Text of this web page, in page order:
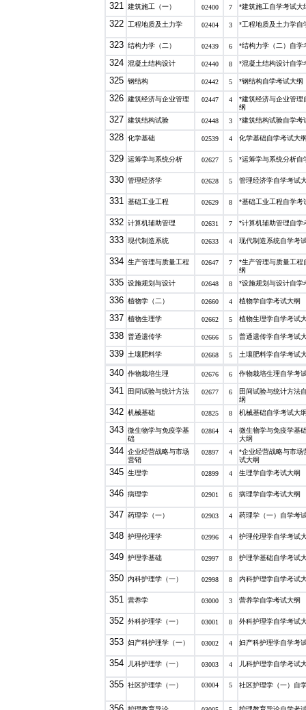
321 建筑施工（一） 02400 7 *建筑施工自学考试大
322 工程地质及土力学 02404 3 *工程地质及土力学自
323 结构力学（二） 02439 6 *结构力学（二）自学
324 混凝土结构设计 02440 8 *混凝土结构设计自学
325 钢结构 02442 5 *钢结构自学考试大纲
326 建筑经济与企业管理 02447 4
*建筑经济与企业管理
纲
327 建筑结构试验 02448 3 *建筑结构试验自学考
328 化学基础 02539 4 化学基础自学考试大
329 运筹学与系统分析 02627 5 *运筹学与系统分析自
330 管理经济学 02628 5 管理经济学自学考试
331 基础工业工程 02629 8 *基础工业工程自学考
332 计算机辅助管理 02631 7 *计算机辅助管理自学
333 现代制造系统 02633 4 现代制造系统自学考
334 生产管理与质量工程 02647 7
*生产管理与质量工程
纲
335 设施规划与设计 02648 8 *设施规划与设计自学
336 植物学（二） 02660 4 植物学自学考试大纲
337 植物生理学 02662 5 植物生理学自学考试
338 普通遗传学 02666 5 普通遗传学自学考试
339 土壤肥料学 02668 5 土壤肥料学自学考试
340 作物栽培生理 02676 6 作物栽培生理自学考
341 田间试验与统计方法 02677 6
田间试验与统计方法
纲
342 机械基础 02825 8 机械基础自学考试大
343 微生物学与免疫学基
础
02864 4
微生物学与免疫学基
大纲
344 企业经营战略与市场
营销
02897 4
*企业经营战略与市场
试大纲
345 生理学 02899 4 生理学自学考试大纲
346 病理学 02901 6 病理学自学考试大纲
347 药理学（一） 02903 4 药理学（一）自学考
348 护理伦理学 02996 4 护理伦理学自学考试
349 护理学基础 02997 8 护理学基础自学考试
350 内科护理学（一） 02998 8 内科护理学自学考试
351 营养学 03000 3 营养学自学考试大纲
352 外科护理学（一） 03001 8 外科护理学自学考试
353 妇产科护理学（一） 03002 4 妇产科护理学自学考
354 儿科护理学（一） 03003 4 儿科护理学自学考试
355 社区护理学（一） 03004 5 社区护理学（一）自